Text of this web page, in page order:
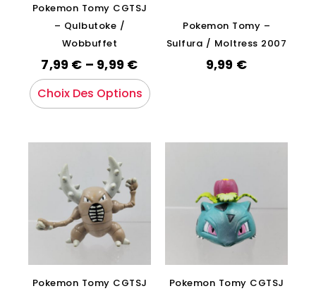
Pokemon Tomy CGTSJ
– Qulbutoke /
Wobbuffet
7,99 € – 9,99 €
Choix Des Options
Pokemon Tomy –
Sulfura / Moltress 2007
9,99 €
Pokemon Tomy CGTSJ
Pokemon Tomy CGTSJ